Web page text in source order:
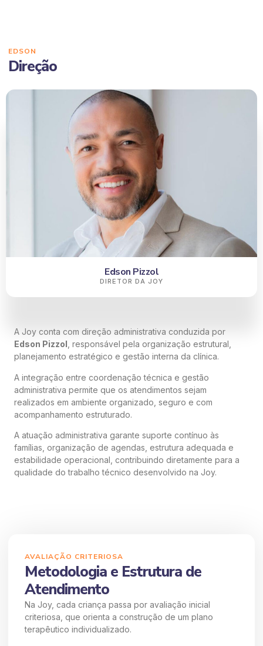
EDSON
Direção
Edson Pizzol
DIRETOR DA JOY
A Joy conta com direção administrativa conduzida por
Edson Pizzol , responsável pela organização estrutural,
planejamento estratégico e gestão interna da clínica.
A integração entre coordenação técnica e gestão
administrativa permite que os atendimentos sejam
realizados em ambiente organizado, seguro e com
acompanhamento estruturado.
A atuação administrativa garante suporte contínuo às
famílias, organização de agendas, estrutura adequada e
estabilidade operacional, contribuindo diretamente para a
qualidade do trabalho técnico desenvolvido na Joy.
AVALIAÇÃO CRITERIOSA
Metodologia e Estrutura de
Atendimento
Na Joy, cada criança passa por avaliação inicial
criteriosa, que orienta a construção de um plano
terapêutico individualizado.